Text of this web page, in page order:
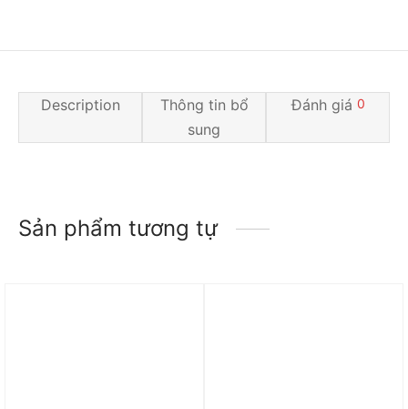
Description
Thông tin bổ
sung
Đánh giá 0
Sản phẩm tương tự